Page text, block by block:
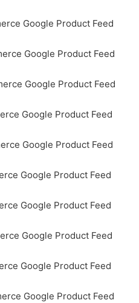
Google Product Feed
Google Product Feed
Google Product Feed
Google Product Feed
Google Product Feed
Google Product Feed
Google Product Feed
Google Product Feed
Google Product Feed
Google Product Feed